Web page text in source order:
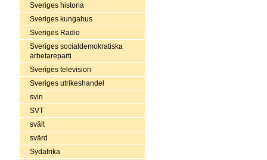
Sveriges historia
Sveriges kungahus
Sveriges Radio
Sveriges socialdemokratiska
arbetareparti
Sveriges television
Sveriges utrikeshandel
svin
SVT
svält
svärd
Sydafrika